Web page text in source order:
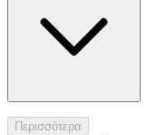
Περισσότερα